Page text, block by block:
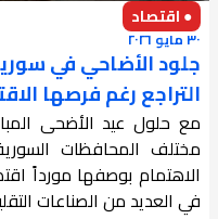
● اقتصاد
٣٠ مايو ٢٠٢٦
جلود الأضاحي في
التراجع رغم فرصها
مع حلول عيد الأضحى
مختلف المحافظات
الاهتمام بوصفها مورداً
في العديد من الصناعات